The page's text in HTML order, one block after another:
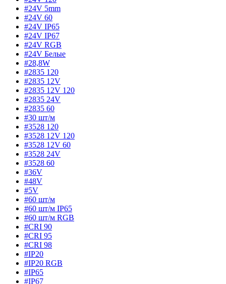
#24V 5mm
#24V 60
#24V IP65
#24V IP67
#24V RGB
#24V Белые
#28,8W
#2835 120
#2835 12V
#2835 12V 120
#2835 24V
#2835 60
#30 шт/м
#3528 120
#3528 12V 120
#3528 12V 60
#3528 24V
#3528 60
#36V
#48V
#5V
#60 шт/м
#60 шт/м IP65
#60 шт/м RGB
#CRI 90
#CRI 95
#CRI 98
#IP20
#IP20 RGB
#IP65
#IP67